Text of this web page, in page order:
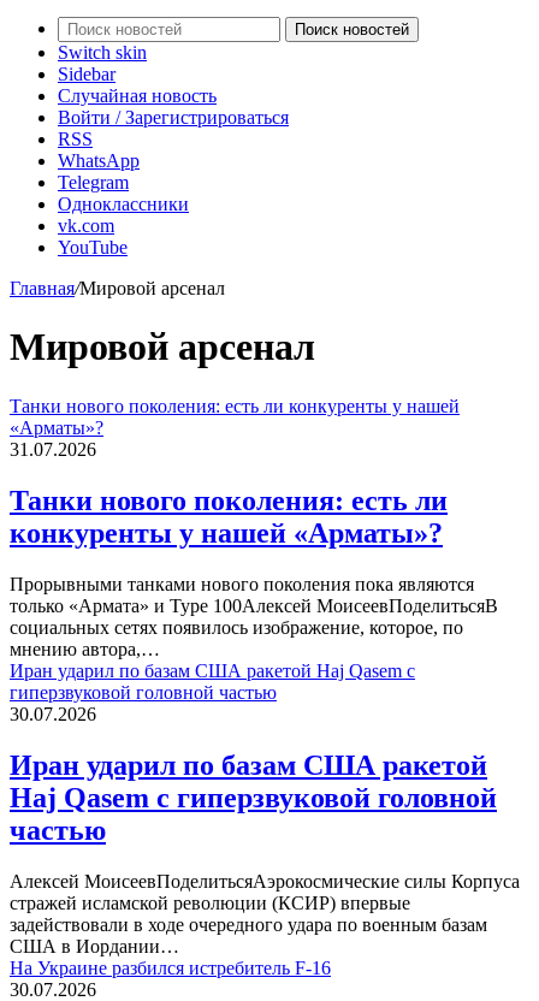
Поиск новостей
Switch skin
Sidebar
Случайная новость
Войти / Зарегистрироваться
RSS
WhatsApp
Telegram
Одноклассники
vk.com
YouTube
Главная/Мировой арсенал
Мировой арсенал
Танки нового поколения: есть ли конкуренты у нашей
«Арматы»?
31.07.2026
Танки нового поколения: есть ли
конкуренты у нашей «Арматы»?
Прорывными танками нового поколения пока являются
только «Армата» и Type 100Алексей МоисеевПоделитьсяВ
социальных сетях появилось изображение, которое, по
мнению автора,…
Иран ударил по базам США ракетой Haj Qasem с
гиперзвуковой головной частью
30.07.2026
Иран ударил по базам США ракетой
Haj Qasem с гиперзвуковой головной
частью
Алексей МоисеевПоделитьсяАэрокосмические силы Корпуса
стражей исламской революции (КСИР) впервые
задействовали в ходе очередного удара по военным базам
США в Иордании…
На Украине разбился истребитель F-16
30.07.2026